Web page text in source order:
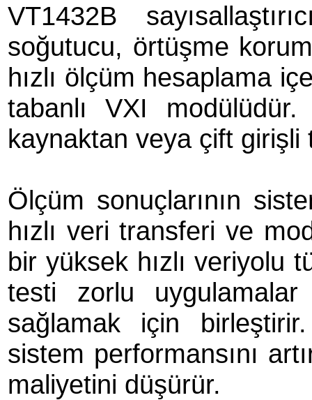
VT1432B
soğutucu, örtüşme
hızlı ölçüm hesaplama
tabanlı VXI
kaynaktan veya çift girişli
Ölçüm sonuçlarının
hızlı veri transferi ve
bir yüksek hızlı veriyolu
testi zorlu
sağlamak için
sistem performansını
maliyetini düşürür.